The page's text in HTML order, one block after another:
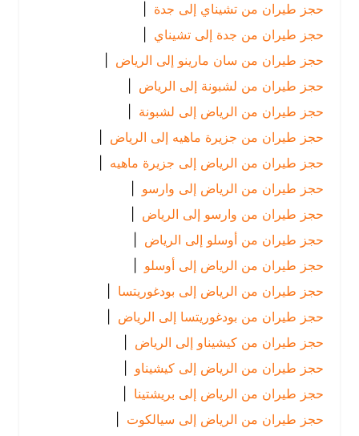
حجز طيران من تشيناي إلى جدة
حجز طيران من جدة إلى تشيناي |
حجز طيران من سان مارينو إلى الرياض
|
حجز طيران من لشبونة إلى الرياض
|
حجز طيران من الرياض إلى لشبونة |
حجز طيران من جزيرة ماهيه إلى الرياض
|
حجز طيران من الرياض إلى جزيرة ماهيه |
حجز طيران من الرياض إلى وارسو
|
حجز طيران من وارسو إلى الرياض
|
حجز طيران من أوسلو إلى الرياض
|
حجز طيران من الرياض إلى أوسلو
|
حجز طيران من الرياض إلى بودغوريتسا
|
حجز طيران من بودغوريتسا إلى الرياض
|
حجز طيران من كيشيناو إلى الرياض
|
حجز طيران من الرياض إلى كيشيناو |
حجز طيران من الرياض إلى بريشتينا |
حجز طيران من الرياض إلى سيالكوت |